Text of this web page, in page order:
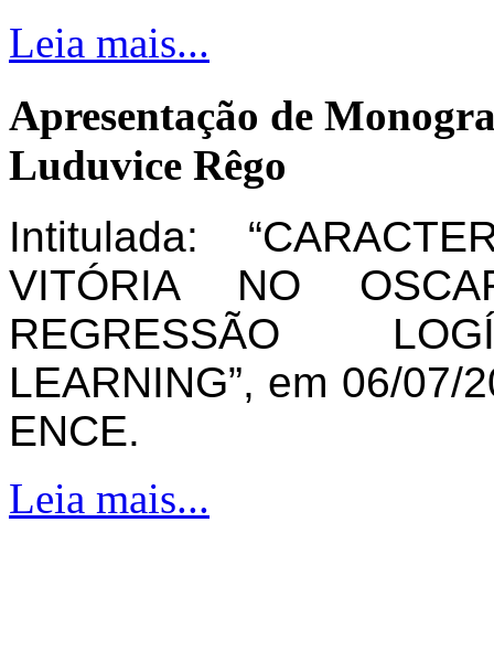
Leia mais...
Apresentação de
Luduvice Rêgo
Intitulada:
VITÓRIA NO
REGRESSÃO
LEARNING”, em 06/
ENCE.
Leia mais...